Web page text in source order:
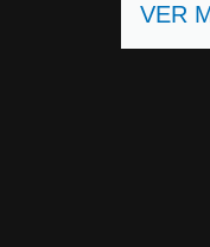
VER